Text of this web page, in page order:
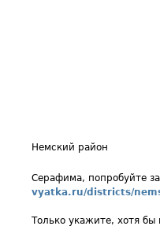
Немский район
Серафима, попробуйте
vyatka.ru/districts/
Только укажите, хотя бы